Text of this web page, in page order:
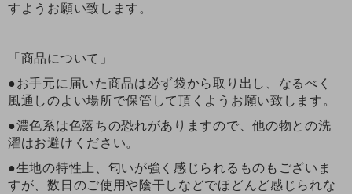
すようお願い致します。
「商品について」
●お手元に届いた商品は必ず袋から取り出し、なるべく
風通しのよい場所で保管して頂くようお願い致します。
●濃色系は色落ちの恐れがありますので、他の物との洗
濯はお避けください。
●生地の特性上、匂いが強く感じられるものもございま
すが、数日のご使用や陰干しなどでほどんど感じられな